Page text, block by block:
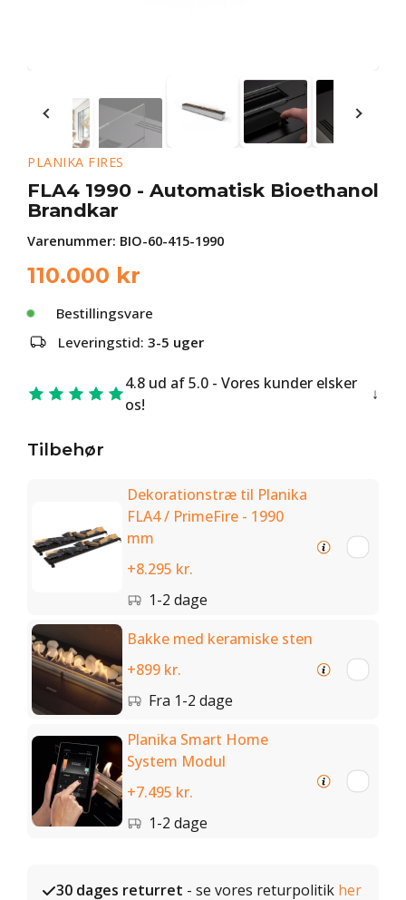
PLANIKA FIRES
FLA4 1990 - Automatisk Bioethanol
Brandkar
Varenummer: BIO-60-415-1990
110.000 kr
Bestillingsvare
Leveringstid: 3-5 uger
4.8 ud af 5.0 - Vores kunder elsker
os!
Tilbehør
Dekorationstræ til Planika
FLA4 / PrimeFire - 1990
mm
+8.295 kr.
1-2 dage
Bakke med keramiske sten
+899 kr.
Fra 1-2 dage
Planika Smart Home
System Modul
+7.495 kr.
1-2 dage
30 dages returret - se vores returpolitik her